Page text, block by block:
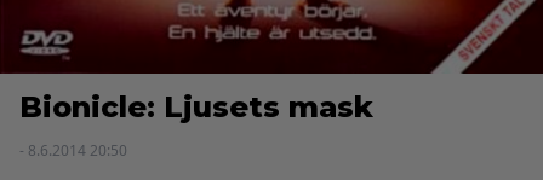
Bionicle: Ljusets mask
- 8.6.2014 20:50